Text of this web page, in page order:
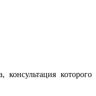
которого